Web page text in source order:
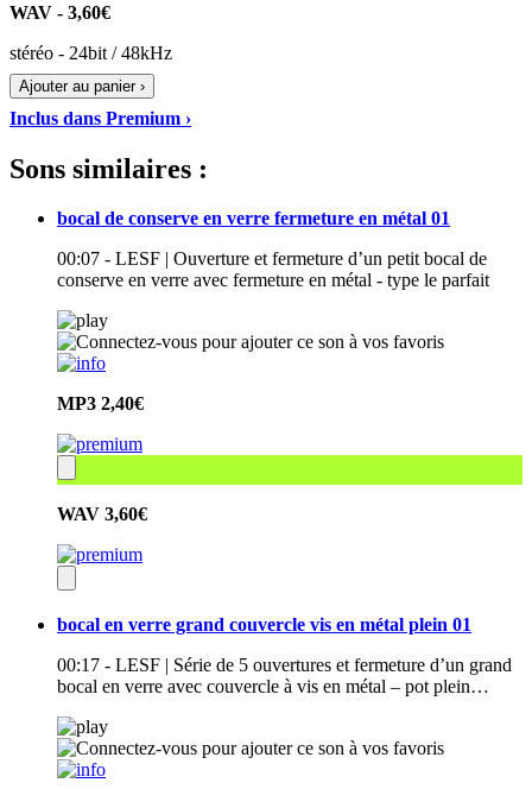
WAV - 3,60€
stéréo - 24bit / 48kHz
Ajouter au panier ›
Inclus dans Premium ›
Sons similaires :
bocal de conserve en verre fermeture en métal 01
00:07 - LESF | Ouverture et fermeture d’un petit bocal de
conserve en verre avec fermeture en métal - type le parfait
MP3 2,40€
WAV 3,60€
bocal en verre grand couvercle vis en métal plein 01
00:17 - LESF | Série de 5 ouvertures et fermeture d’un grand
bocal en verre avec couvercle à vis en métal – pot plein…